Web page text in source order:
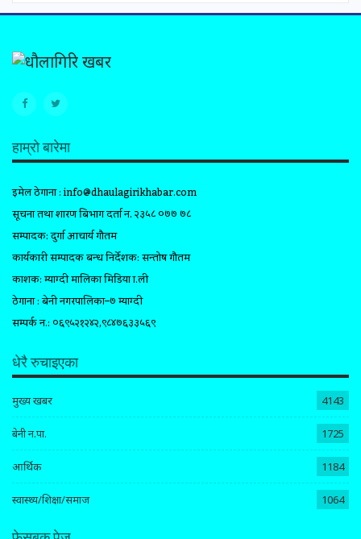
हाम्रो बारेमा
इमेल ठेगाना :info@dhaulagirikhabar.com
सूचना तथा प्रशारण बिभाग दर्ता न. २३५८ ०७७ ७८
सम्पादक: दुर्गा आचार्य गौतम
कार्यकारी सम्पादक प्रबन्ध निर्देशक: सन्तोष गौतम
प्रकाशक: म्याग्दी मालिका मिडिया प्रा.ली
ठेगाना : बेनी नगरपालिका–७ म्याग्दी
सम्पर्क न.: ०६९५२१२४२,९८४७६३३५६९
धेरै रुचाइएका
मुख्य खबर 4143
बेनी न.पा. 1725
आर्थिक 1184
स्वास्थ्य/शिक्षा/समाज 1064